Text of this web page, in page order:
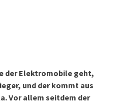
der Elektromobile geht,
und der kommt aus
Vor allem seitdem der